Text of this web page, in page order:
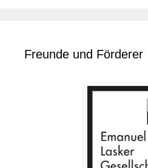
Freunde und Förderer